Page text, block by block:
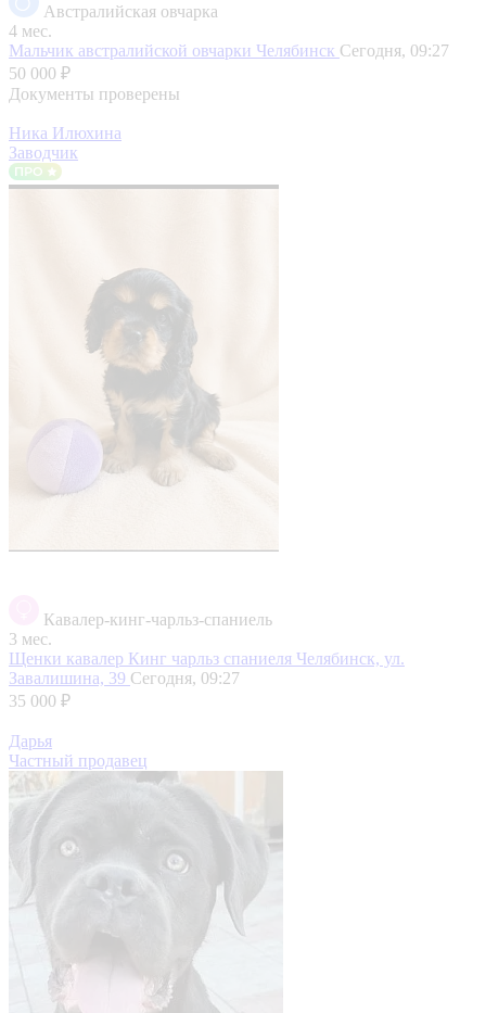
Австралийская овчарка
4 мес.
Мальчик австралийской овчарки Челябинск Сегодня, 09:27
50 000 ₽
Документы проверены
Ника Илюхина
Заводчик
Кавалер-кинг-чарльз-спаниель
3 мес.
Щенки кавалер Кинг чарльз спаниеля Челябинск, ул.
Завалишина, 39 Сегодня, 09:27
35 000 ₽
Дарья
Частный продавец